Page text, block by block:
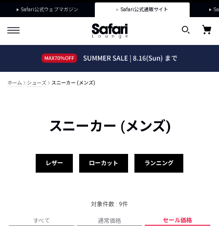
Safari公式ウェブマガジン Safari公式通販サイト
ホーム シューズ スニーカー (メンズ)
スニーカー (メンズ)
レザー ローカット ランニング
対象件数 : 9件
すべて 通常価格 セール価格